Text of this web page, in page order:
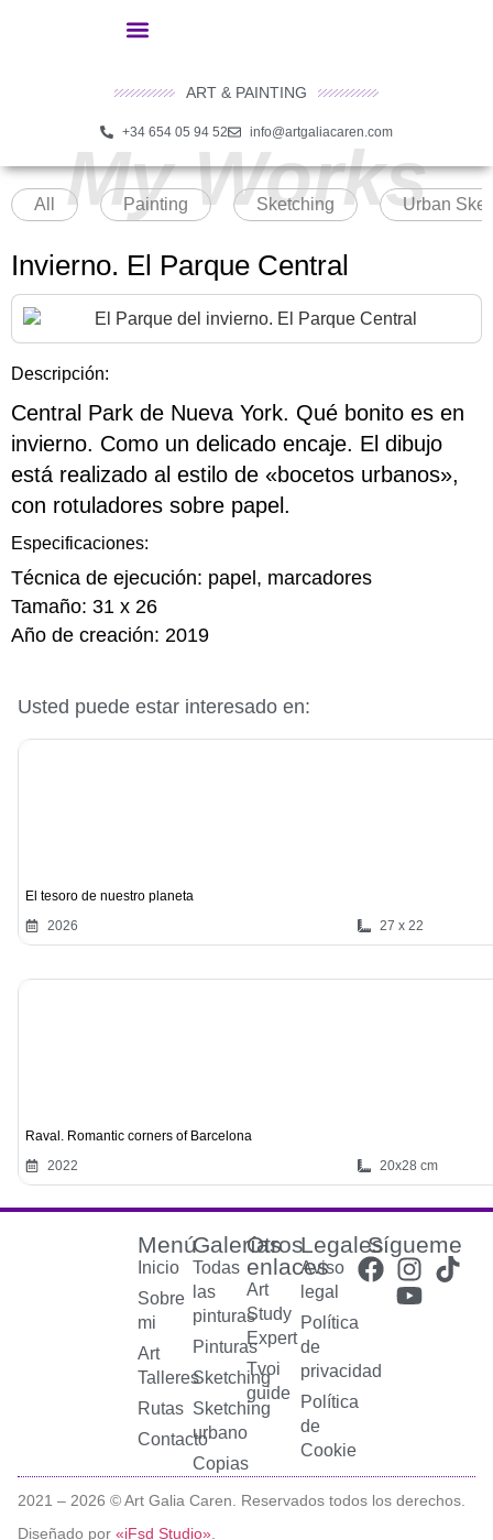
ART & PAINTING
+34 654 05 94 52 info@artgaliacaren.com
My Works
All Painting Sketching Urban
Invierno. El Parque Central
Descripción:
Central Park de Nueva York. Qué bonito es en
invierno. Como un delicado encaje. El dibujo
está realizado al estilo de «bocetos urbanos»,
con rotuladores sobre papel.
Especificaciones:
Técnica de ejecución: papel, marcadores
Tamaño: 31 x 26
Año de creación: 2019
Usted puede estar interesado en:
El tesoro de nuestro planeta
2026
27 x 22
Raval. Romantic corners of Barcelona
2022
20x28 cm
Menú
Inicio
Sobre
mi
Art
Talleres
Rutas
Contacto
Galerías
Todas
las
pinturas
Pinturas
Sketching
Sketching
urbano
Copias
Otros
enlaces
Art
Study
Expert
Tvoi
guide
Legales
Aviso
legal
Política
de
privacidad
Política
de
Cookie
Sígueme
2021 – 2026 © Art Galia Caren. Reservados todos los derechos.
Diseñado por «iFsd Studio»